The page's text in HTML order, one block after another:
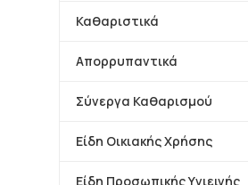
Καθαριστικά
Απορρυπαντικά
Σύνεργα Καθαρισμού
Είδη Οικιακής Χρήσης
Είδη Προσωπικής Υγιεινής